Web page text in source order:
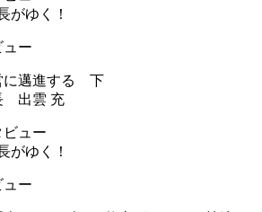
がゆく！
ュー
に邁進する 下
出雲 充
がゆく！
ュー